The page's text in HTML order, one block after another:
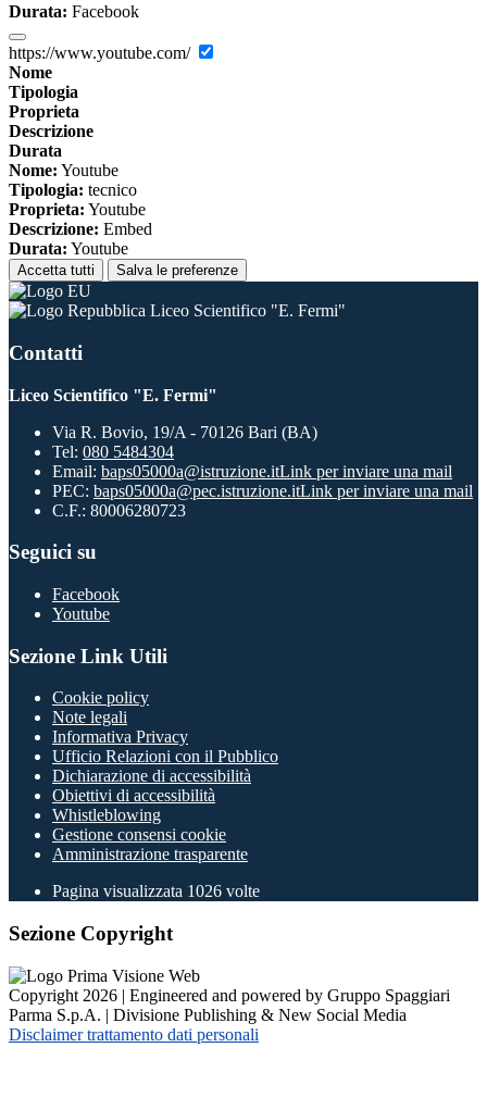
Durata: Facebook
https://www.youtube.com/
Nome
Tipologia
Proprieta
Descrizione
Durata
Nome: Youtube
Tipologia: tecnico
Proprieta: Youtube
Descrizione: Embed
Durata: Youtube
Accetta tutti Salva le preferenze
Liceo Scientifico "E. Fermi"
Contatti
Liceo Scientifico "E. Fermi"
Via R. Bovio, 19/A - 70126 Bari (BA)
Tel: 080 5484304
Email: baps05000a@istruzione.itLink per inviare una mail
PEC: baps05000a@pec.istruzione.itLink per inviare una mail
C.F.: 80006280723
Seguici su
Facebook
Youtube
Sezione Link Utili
Cookie policy
Note legali
Informativa Privacy
Ufficio Relazioni con il Pubblico
Dichiarazione di accessibilità
Obiettivi di accessibilità
Whistleblowing
Gestione consensi cookie
Amministrazione trasparente
Pagina visualizzata 1026 volte
Sezione Copyright
Copyright 2026 | Engineered and powered by Gruppo Spaggiari
Parma S.p.A. | Divisione Publishing & New Social Media
Disclaimer trattamento dati personali